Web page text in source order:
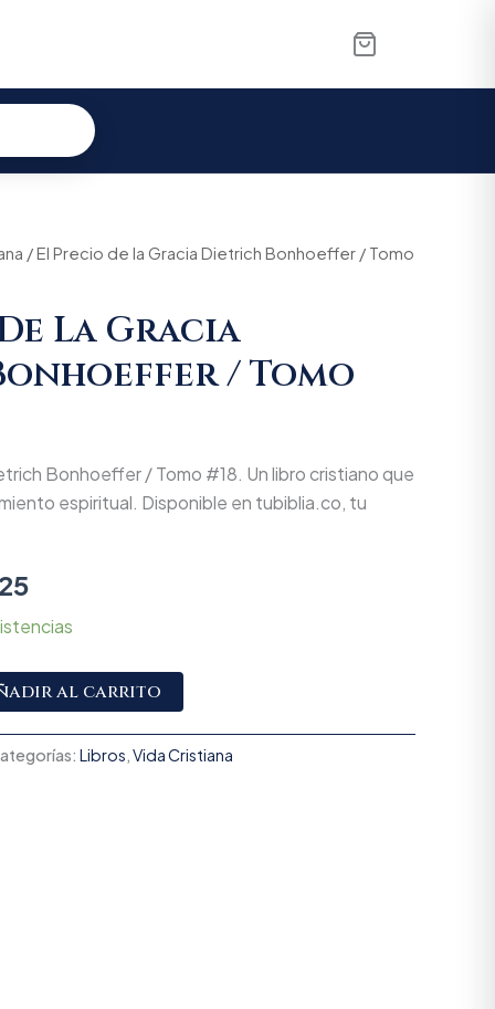
/ El Precio de la Gracia Dietrich Bonhoeffer / Tomo
La Gracia
/ Tomo
Bonhoeffer / Tomo #18. Un libro cristiano que
espiritual. Disponible en tubiblia.co, tu
Current
is:
$66.025.
al carrito
Libros,Vida Cristiana